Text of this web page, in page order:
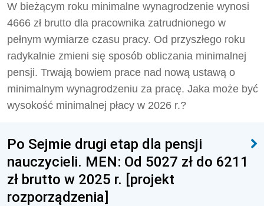
W bieżącym roku minimalne wynagrodzenie wynosi
4666 zł brutto dla pracownika zatrudnionego w
pełnym wymiarze czasu pracy. Od przyszłego roku
radykalnie zmieni się sposób obliczania minimalnej
pensji. Trwają bowiem prace nad nową ustawą o
minimalnym wynagrodzeniu za pracę. Jaka może być
wysokość minimalnej płacy w 2026 r.?
Po Sejmie drugi etap dla pensji
nauczycieli. MEN: Od 5027 zł do 6211
zł brutto w 2025 r. [projekt
rozporządzenia]